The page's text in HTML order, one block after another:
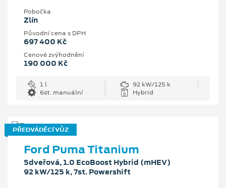
Pobočka
Zlín
Původní cena s DPH
697 400 Kč
Cenové zvýhodnění
190 000 Kč
1 l
92 kW/125 k
6st. manuální
Hybrid
PŘEDVÁDĚCÍ VŮZ
Ford Puma Titanium
5dveřová, 1.0 EcoBoost Hybrid (mHEV)
92 kW/125 k, 7st. Powershift